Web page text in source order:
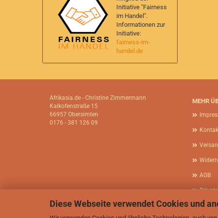
Diese Webseite verwendet Cookies und
Initiative "Fairness
im Handel".
Informationen zur
Initiative:
fairness-im-
handel.de
MEHR
AGB
Afrikasia.de - Christine Zimmermann
Kalkofenstraße 15
66957 Obersimten
0176 - 381 126 09